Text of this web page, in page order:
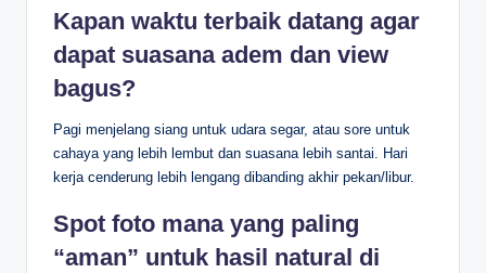
Kapan waktu terbaik datang agar
dapat suasana adem dan view
bagus?
Pagi menjelang siang untuk udara segar, atau sore untuk
cahaya yang lebih lembut dan suasana lebih santai. Hari
kerja cenderung lebih lengang dibanding akhir pekan/libur.
Spot foto mana yang paling
“aman” untuk hasil natural di